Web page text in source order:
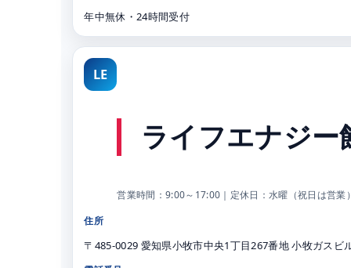
年中無休・24時間受付
LE
ライフエナジー
営業時間：9:00～17:00｜定休日：水曜（祝日は営業
住所
〒485-0029 愛知県小牧市中央1丁目267番地 小牧ガスビ